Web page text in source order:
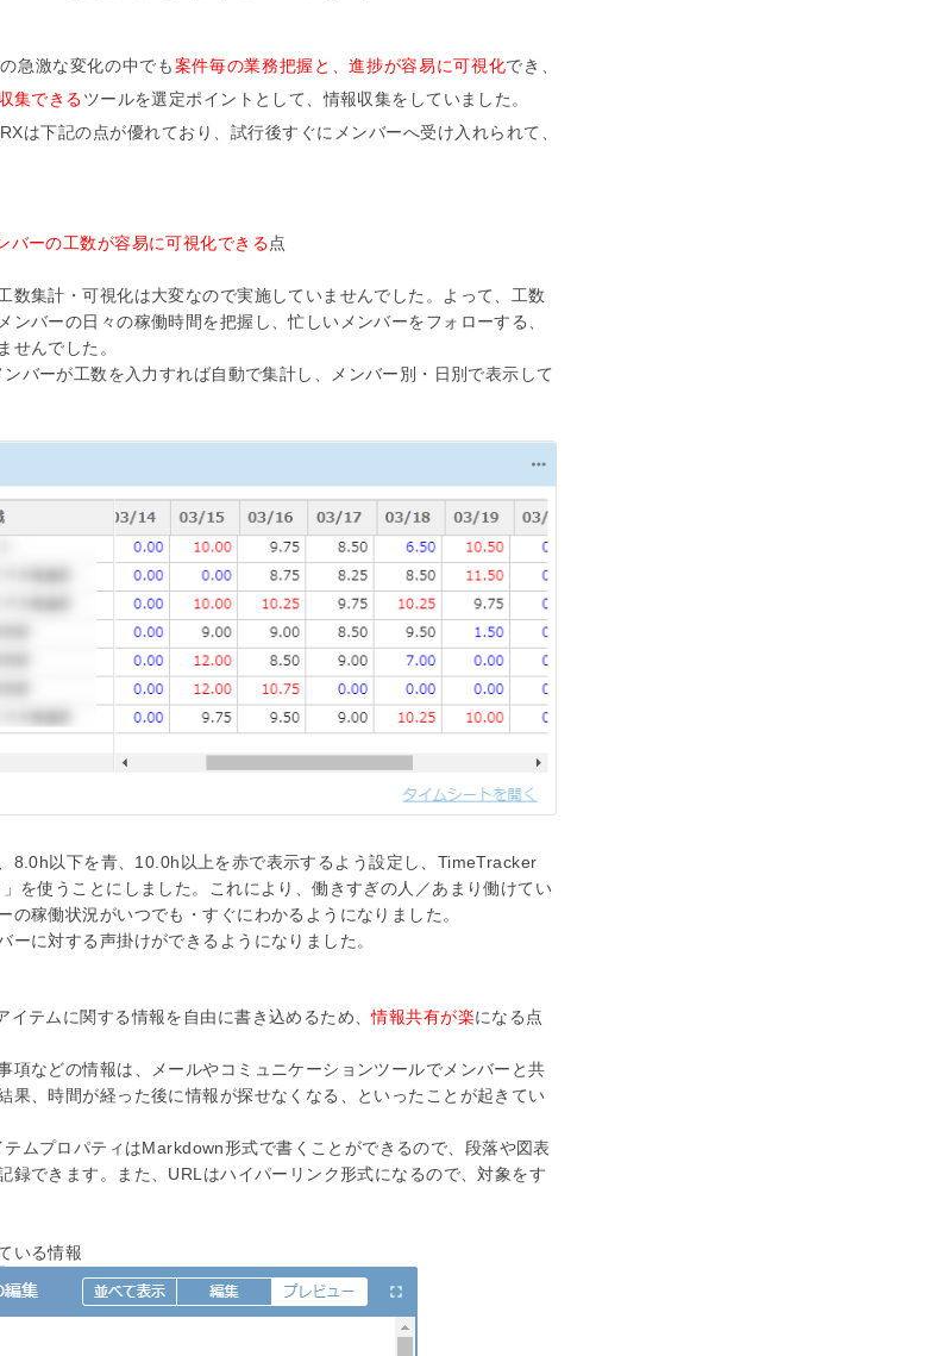
急激な変化の中でも案件毎の業務把握と、進捗が容易に可視化でき、
集できるツールを選定ポイントとして、情報収集をしていました。
は下記の点が優れており、試行後すぐにメンバーへ受け入れられて、
バーの工数が容易に可視化できる点
数集計・可視化は大変なので実施していませんでした。よって、工数
ンバーの日々の稼働時間を把握し、忙しいメンバーをフォローする、
せんでした。
バーが工数を入力すれば自動で集計し、メンバー別・日別で表示して
8.0h以下を青、10.0h以上を赤で表示するよう設定し、TimeTracker
を使うことにしました。これにより、働きすぎの人／あまり働けてい
の稼働状況がいつでも・すぐにわかるようになりました。
ーに対する声掛けができるようになりました。
イテムに関する情報を自由に書き込めるため、情報共有が楽になる点
項などの情報は、メールやコミュニケーションツールでメンバーと共
果、時間が経った後に情報が探せなくなる、といったことが起きてい
ムプロパティはMarkdown形式で書くことができるので、段落や図表
録できます。また、URLはハイパーリンク形式になるので、対象をす
いる情報